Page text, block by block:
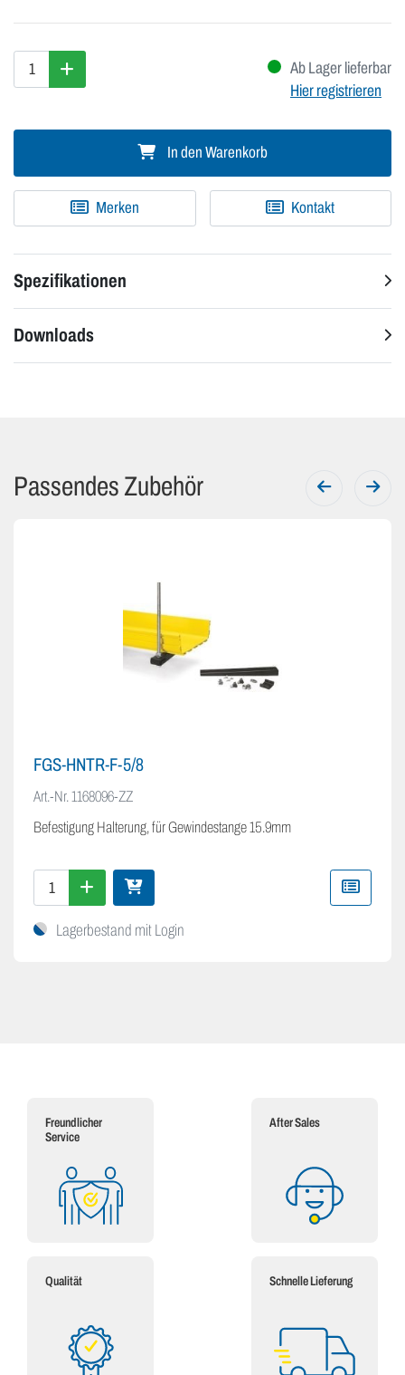
Ab Lager lieferbar
Hier registrieren
In den Warenkorb
Merken Kontakt
Spezifikationen
Downloads
Passendes Zubehör
FGS-HNTR-F-5/8
Art.-Nr.1168096-ZZ
Befestigung Halterung, für Gewindestange 15.9mm
Lagerbestand mit Login
Freundlicher
Service
After Sales
Qualität Schnelle Lieferung